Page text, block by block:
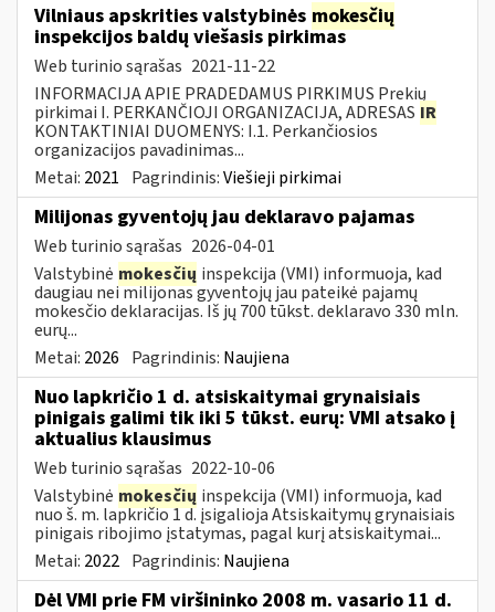
Vilniaus apskrities valstybinės mokesčių
inspekcijos baldų viešasis pirkimas
Web turinio sąrašas 2021-11-22
INFORMACIJA APIE PRADEDAMUS PIRKIMUS Prekių
pirkimai I. PERKANČIOJI ORGANIZACIJA, ADRESAS IR
KONTAKTINIAI DUOMENYS: I.1. Perkančiosios
organizacijos pavadinimas...
Metai: 2021 Pagrindinis:Viešieji pirkimai
Milijonas gyventojų jau deklaravo pajamas
Web turinio sąrašas 2026-04-01
Valstybinė mokesčių inspekcija (VMI) informuoja, kad
daugiau nei milijonas gyventojų jau pateikė pajamų
mokesčio deklaracijas. Iš jų 700 tūkst. deklaravo 330 mln.
eurų...
Metai: 2026 Pagrindinis: Naujiena
Nuo lapkričio 1 d. atsiskaitymai grynaisiais
pinigais galimi tik iki 5 tūkst. eurų: VMI atsako į
aktualius klausimus
Web turinio sąrašas 2022-10-06
Valstybinė mokesčių inspekcija (VMI) informuoja, kad
nuo š. m. lapkričio 1 d. įsigalioja Atsiskaitymų grynaisiais
pinigais ribojimo įstatymas, pagal kurį atsiskaitymai...
Metai: 2022 Pagrindinis: Naujiena
Dėl VMI prie FM viršininko 2008 m. vasario 11 d.